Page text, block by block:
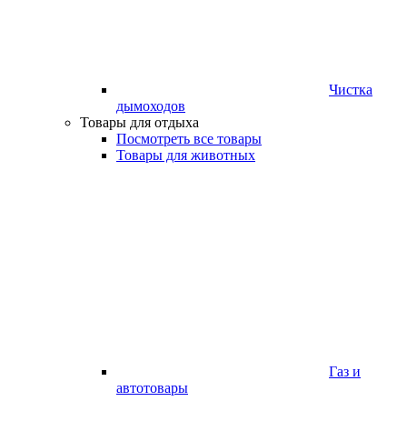
Чистка
дымоходов
Товары для отдыха
Посмотреть все товары
Товары для животных
Газ и
автотовары